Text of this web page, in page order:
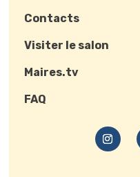
Contacts
Visiter le salon
Maires.tv
FAQ